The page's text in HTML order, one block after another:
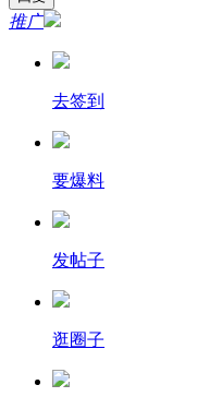
推广
去签到
要爆料
发帖子
逛圈子